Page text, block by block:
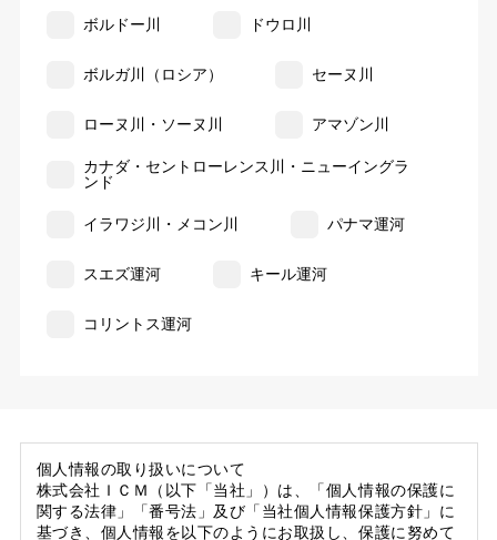
ボルドー川 ドウロ川
ボルガ川（ロシア） セーヌ川
ローヌ川・ソーヌ川 アマゾン川
カナダ・セントローレンス川・ニューイングラ
ンド
イラワジ川・メコン川 パナマ運河
スエズ運河 キール運河
コリントス運河
個人情報の取り扱いについて
株式会社ＩＣＭ（以下「当社」）は、「個人情報の保護に
関する法律」「番号法」及び「当社個人情報保護方針」に
基づき、個人情報を以下のようにお取扱し、保護に努めて